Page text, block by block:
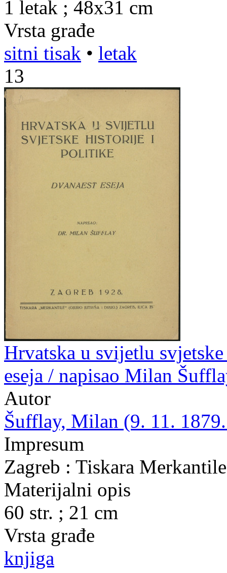
1 letak ; 48x31 cm
Vrsta građe
sitni tisak • letak
13
Hrvatska u svijetlu
eseja / napisao Milan
Autor
Šufflay, Milan (9. 11.
Impresum
Zagreb : Tiskara
Materijalni opis
60 str. ; 21 cm
Vrsta građe
knjiga